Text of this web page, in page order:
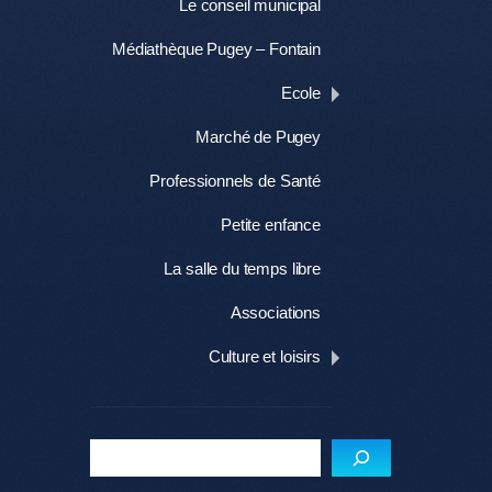
Le conseil municipal
Médiathèque Pugey – Fontain
Ecole
Marché de Pugey
Professionnels de Santé
Petite enfance
La salle du temps libre
Associations
Culture et loisirs